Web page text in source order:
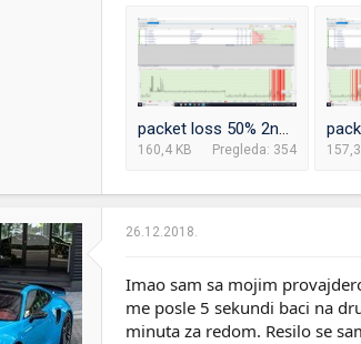
ssd 120 kingston , wd 1tb
packet loss 50% 2nd.png
160,4 KB Pregleda: 354
26.12.2018.
Imao sam sa mojim
me posle 5 sekundi baci na
minuta za redom. Resilo se